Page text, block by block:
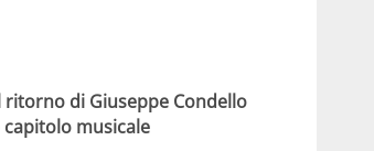
ritorno di Giuseppe Condello
musicale